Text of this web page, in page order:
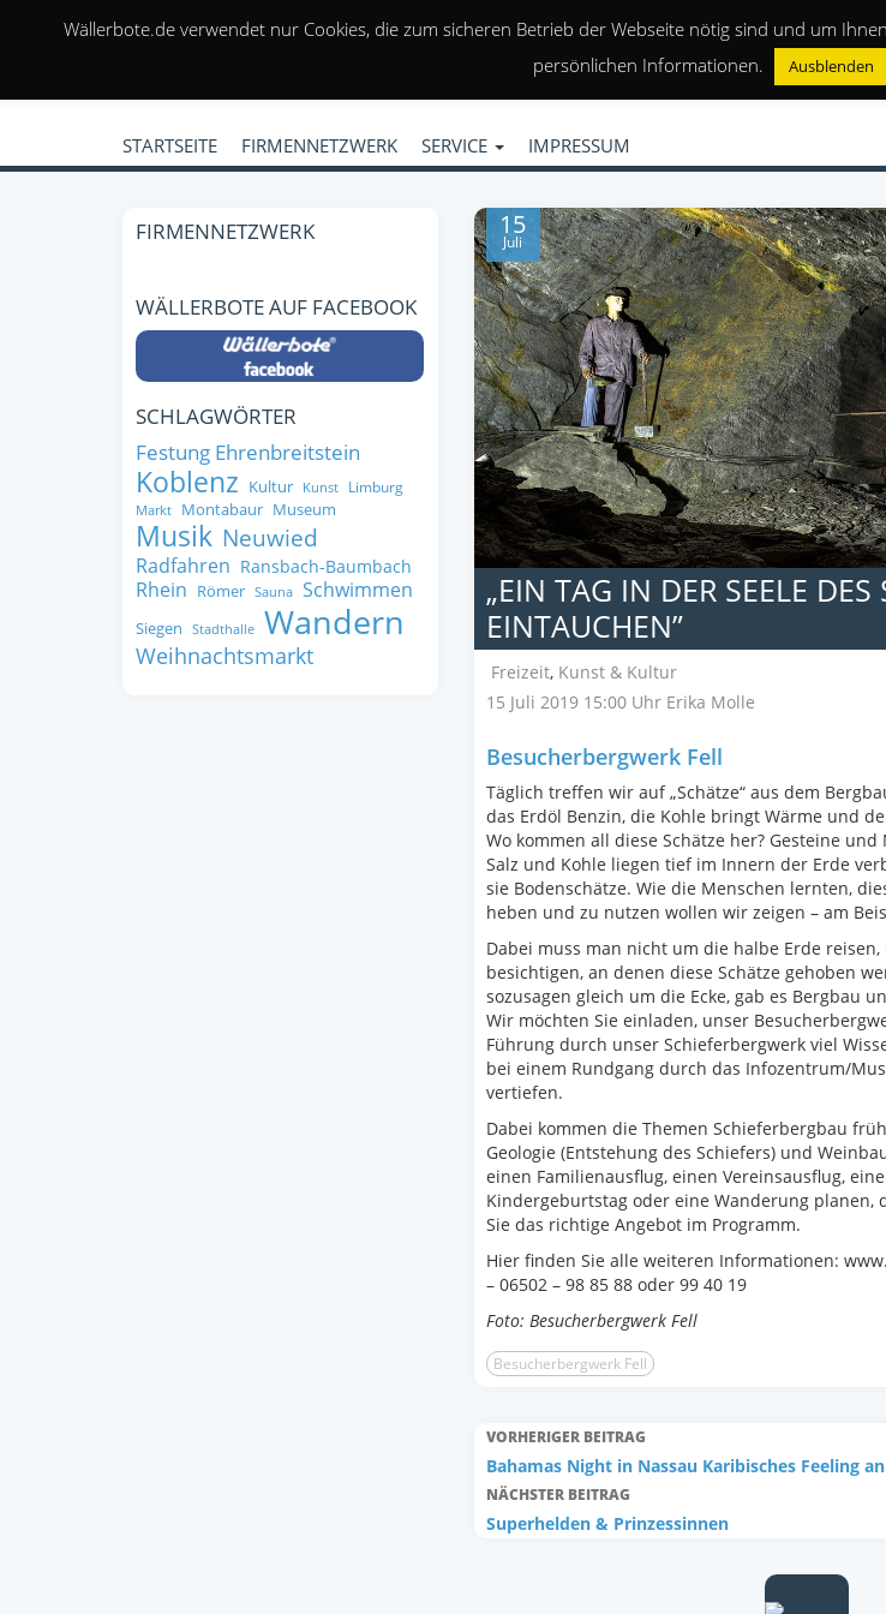
STARTSEITE FIRMENNETZWERK SERVICE IMPRESSUM
15
Juli
„EIN TAG IN DER SEELE DES
EINTAUCHEN”
Freizeit, Kunst & Kultur
15 Juli 2019 15:00 Uhr Erika Molle
Besucherbergwerk Fell
Täglich treffen wir auf „Schätze“ aus dem
das Erdöl Benzin, die Kohle bringt Wärme und
Wo kommen all diese Schätze her? Gesteine
Salz und Kohle liegen tief im Innern der Erde
sie Bodenschätze. Wie die Menschen lernten,
heben und zu nutzen wollen wir zeigen – am
Dabei muss man nicht um die halbe Erde
besichtigen, an denen diese Schätze gehoben
sozusagen gleich um die Ecke, gab es Bergbau
Wir möchten Sie einladen, unser
Führung durch unser Schieferbergwerk viel
bei einem Rundgang durch das Infozentrum/
vertiefen.
Dabei kommen die Themen Schieferbergbau
Geologie (Entstehung des Schiefers) und
einen Familienausflug, einen Vereinsausflug,
Kindergeburtstag oder eine Wanderung planen,
Sie das richtige Angebot im Programm.
Hier finden Sie alle weiteren Informationen:
– 06502 – 98 85 88 oder 99 40 19
Foto: Besucherbergwerk Fell
Besucherbergwerk Fell
VORHERIGER BEITRAG
Bahamas Night in Nassau Karibisches Feeling
NÄCHSTER BEITRAG
Superhelden & Prinzessinnen
FIRMENNETZWERK
WÄLLERBOTE AUF FACEBOOK
SCHLAGWÖRTER
Festung Ehrenbreitstein
Koblenz Kultur Kunst Limburg
Markt Montabaur Museum
Musik Neuwied
Radfahren Ransbach-Baumbach
Rhein Römer Sauna Schwimmen
Siegen Stadthalle Wandern
Weihnachtsmarkt
Wällerbote.de verwendet nur Cookies, die zum sicheren Betrieb der Webseite nötig sind und um
persönlichen Informationen.
Ausblenden